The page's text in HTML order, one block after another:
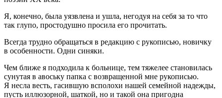
Я, конечно, была уязвлена и ушла, негодуя на себя за то что
так глупо, простодушно просила его прочитать.
Всегда трудно обращаться в редакцию с рукописью, новичку
в особенности. Одни синяки.
Чем ближе я подходила к больнице, тем тяжелее становилась
сунутая в авоську папка с возвращенной мне рукописью.
Я несла весть, гасившую всполохи нашей семейной надежды,
пусть иллюзорной, шаткой, но и такой она пригодна